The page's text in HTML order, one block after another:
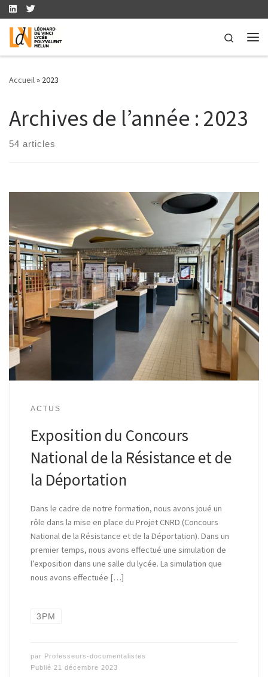
Skip to content
Search
Accueil» 2023
Archives de l’année : 2023
54 articles
ACTUS
Exposition du Concours
National de la Résistance et de
la Déportation
Dans le cadre de notre formation, nous avons joué un
rôle dans la mise en place du Projet CNRD (Concours
National de la Résistance et de la Déportation). Dans un
premier temps, nous avons effectué une simulation de
l’exposition dans une salle du lycée. La simulation que
nous avons effectuée […]
3PM
par Professeurs-documentalistes
Publié 21 décembre 2023